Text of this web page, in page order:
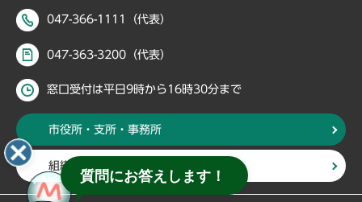
047-366-1111（代表）
047-363-3200（代表）
窓口受付は平日9時から16時30分まで
市役所・支所・事務所
組織・部署から探す
質問にお答えします！